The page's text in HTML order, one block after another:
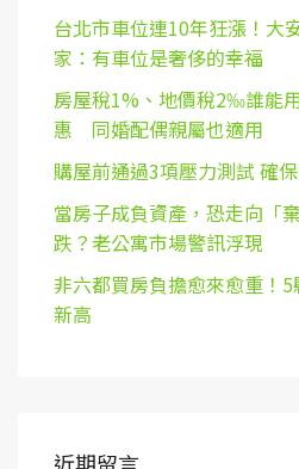
台北市車位連10年狂漲！大
家：有車位是奢侈的幸福
房屋稅1%、地價稅2‰誰能
惠 同婚配偶親屬也適用
購屋前通過3項壓力測試 確
當房子成負資產，恐走向「
跌？老公寓市場警訊浮現
非六都買房負擔愈來愈重！
新高
近期留言